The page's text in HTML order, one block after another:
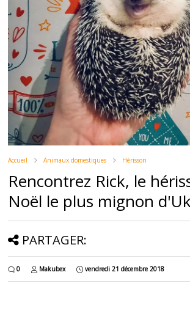
Accueil Animaux domestiques Hérisson
Rencontrez Rick, le
Noël le plus mignon
PARTAGER:
0 Makubex vendredi 21 décembre 2018